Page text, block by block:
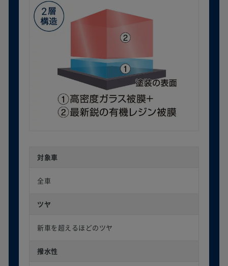
対象車
全車
ツヤ
新車を超えるほどのツヤ
撥水性